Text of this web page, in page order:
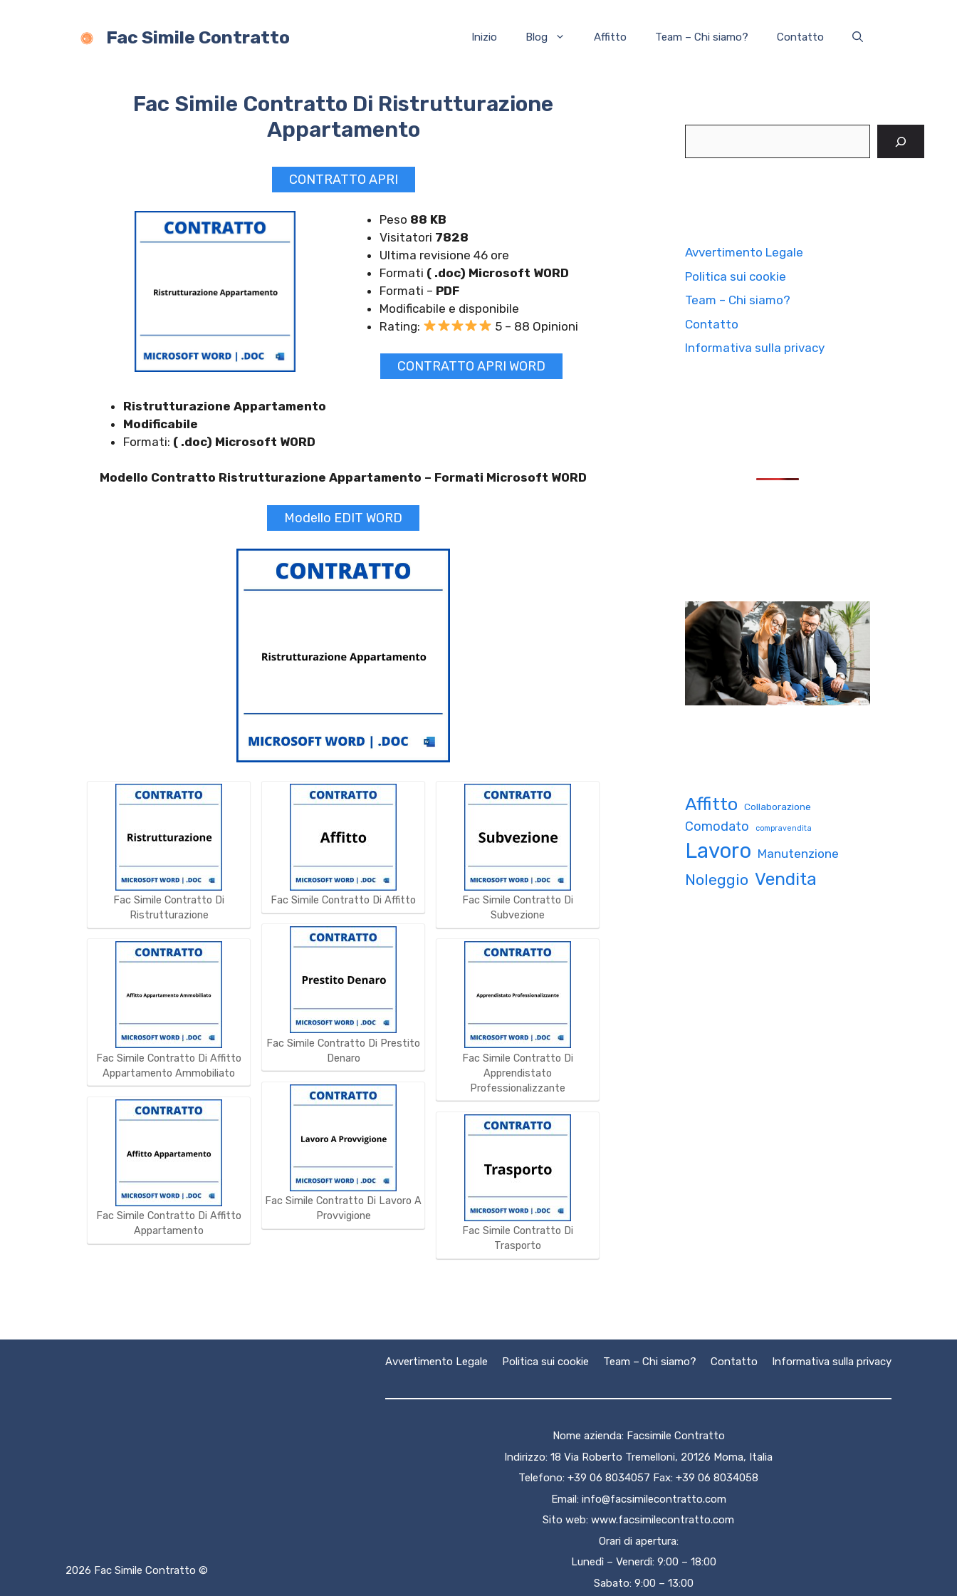
Fac Simile Contratto Inizio Blog Affitto Team – Chi siamo? Contatto
Fac Simile Contratto Di Ristrutturazione
Appartamento
CONTRATTO APRI
Peso 88 KB
Visitatori 7828
Ultima revisione 46 ore
Formati ( .doc) Microsoft WORD
Formati – PDF
Modificabile e disponibile
Rating:
5 – 88 Opinioni
CONTRATTO APRI WORD
Ristrutturazione Appartamento
Modificabile
Formati: ( .doc) Microsoft WORD
Modello Contratto Ristrutturazione Appartamento – Formati Microsoft WORD
Modello EDIT WORD
Fac Simile Contratto Di
Ristrutturazione
Fac Simile Contratto Di Affitto
Appartamento Ammobiliato
Fac Simile Contratto Di Affitto
Appartamento
Fac Simile Contratto Di Affitto
Fac Simile Contratto Di Prestito
Denaro
Fac Simile Contratto Di Lavoro A
Provvigione
Fac Simile Contratto Di
Subvezione
Fac Simile Contratto Di
Apprendistato
Professionalizzante
Fac Simile Contratto Di
Trasporto
Avvertimento Legale
Politica sui cookie
Team – Chi siamo?
Contatto
Informativa sulla privacy
Affitto Collaborazione
Comodato compravendita
Lavoro Manutenzione
Noleggio Vendita
Avvertimento Legale Politica sui cookie Team – Chi siamo? Contatto Informativa sulla privacy
Nome azienda: Facsimile Contratto
Indirizzo: 18 Via Roberto Tremelloni, 20126 Moma, Italia
Telefono: +39 06 8034057 Fax: +39 06 8034058
Email: info@facsimilecontratto.com
Sito web: www.facsimilecontratto.com
Orari di apertura:
Lunedì – Venerdì: 9:00 – 18:00
Sabato: 9:00 – 13:00
2026 Fac Simile Contratto ©